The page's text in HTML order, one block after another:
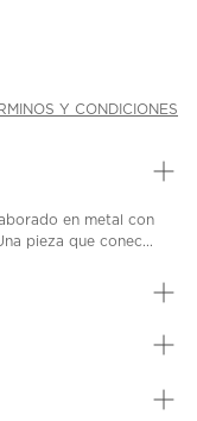
Y CONDICIONES
en metal con
pieza que conec...